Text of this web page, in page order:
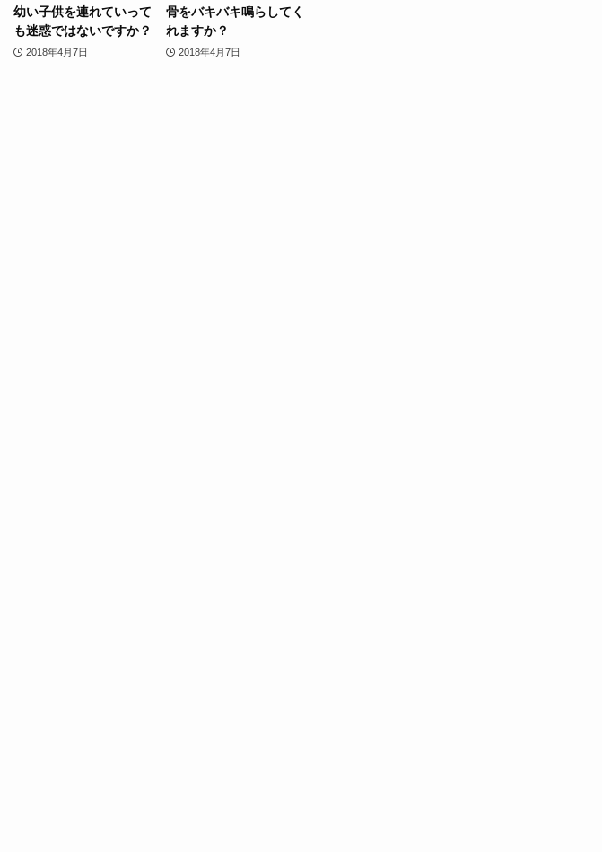
幼い子供を連れていって
も迷惑ではないですか？
2018年4月7日
骨をバキバキ鳴らしてく
れますか？
2018年4月7日